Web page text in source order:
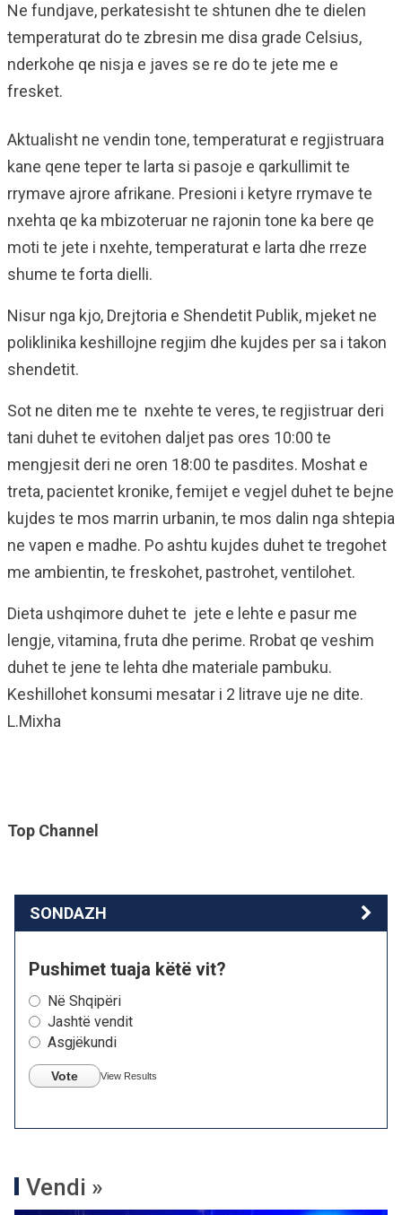
Ne fundjave, perkatesisht te shtunen dhe te dielen
temperaturat do te zbresin me disa grade Celsius,
nderkohe qe nisja e javes se re do te jete me e
fresket.
Aktualisht ne vendin tone, temperaturat e regjistruara
kane qene teper te larta si pasoje e qarkullimit te
rrymave ajrore afrikane. Presioni i ketyre rrymave te
nxehta qe ka mbizoteruar ne rajonin tone ka bere qe
moti te jete i nxehte, temperaturat e larta dhe rreze
shume te forta dielli.
Nisur nga kjo, Drejtoria e Shendetit Publik, mjeket ne
poliklinika keshillojne regjim dhe kujdes per sa i takon
shendetit.
Sot ne diten me te nxehte te veres, te regjistruar deri
tani duhet te evitohen daljet pas ores 10:00 te
mengjesit deri ne oren 18:00 te pasdites. Moshat e
treta, pacientet kronike, femijet e vegjel duhet te bejne
kujdes te mos marrin urbanin, te mos dalin nga shtepia
ne vapen e madhe. Po ashtu kujdes duhet te tregohet
me ambientin, te freskohet, pastrohet, ventilohet.
Dieta ushqimore duhet te jete e lehte e pasur me
lengje, vitamina, fruta dhe perime. Rrobat qe veshim
duhet te jene te lehta dhe materiale pambuku.
Keshillohet konsumi mesatar i 2 litrave uje ne dite.
L.Mixha
Top Channel
SONDAZH
Pushimet tuaja këtë vit?
Në Shqipëri
Jashtë vendit
Asgjëkundi
Vote View Results
Vendi »